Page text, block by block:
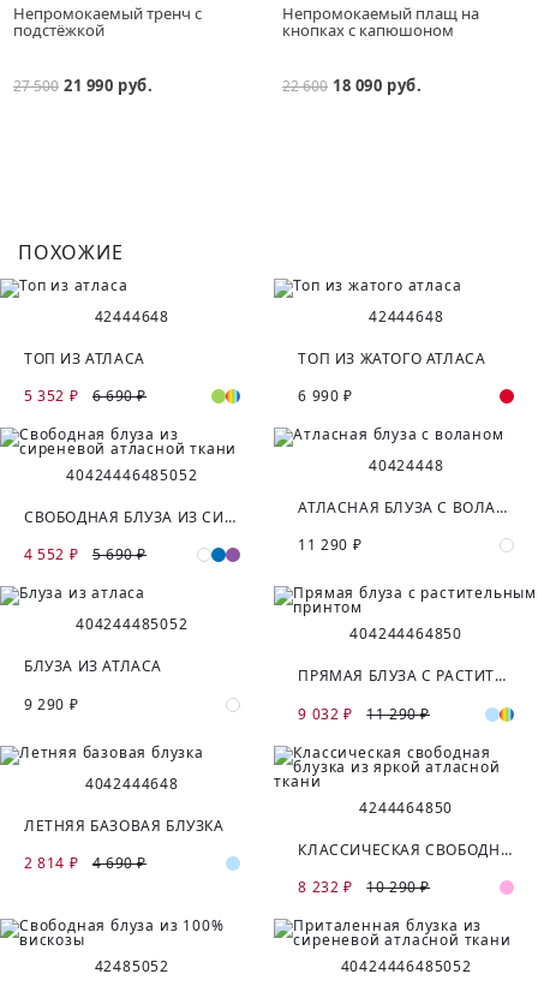
Непромокаемый тренч с
подстёжкой
27 500 21 990 руб.
Непромокаемый плащ на
кнопках с капюшоном
22 600 18 090 руб.
ПОХОЖИЕ
42444648
ТОП ИЗ АТЛАСА
5 352 ₽
6 690 ₽
42444648
ТОП ИЗ ЖАТОГО АТЛАСА
6 990 ₽
40424446485052
СВОБОДНАЯ БЛУЗА ИЗ СИРЕНЕВОЙ АТЛАСНОЙ ТКАНИ
4 552 ₽
5 690 ₽
40424448
АТЛАСНАЯ БЛУЗА С ВОЛАНОМ
11 290 ₽
404244485052
БЛУЗА ИЗ АТЛАСА
9 290 ₽
404244464850
ПРЯМАЯ БЛУЗА С РАСТИТЕЛЬНЫМ ПРИНТОМ
9 032 ₽
11 290 ₽
4042444648
ЛЕТНЯЯ БАЗОВАЯ БЛУЗКА
2 814 ₽
4 690 ₽
4244464850
КЛАССИЧЕСКАЯ СВОБОДНАЯ БЛУЗКА ИЗ ЯРКОЙ АТЛАСНОЙ ТКАНИ
8 232 ₽
10 290 ₽
42485052 40424446485052